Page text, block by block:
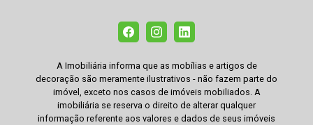
A Imobiliária informa que as mobílias e artigos de
decoração são meramente ilustrativos - não fazem parte do
imóvel, exceto nos casos de imóveis mobiliados. A
imobiliária se reserva o direito de alterar qualquer
informação referente aos valores e dados de seus imóveis